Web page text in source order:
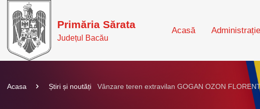
Primăria Sărata
Județul Bacău
Acasă Administrație
Acasa Știri și noutăți Vânzare teren extravilan GOGAN OZON